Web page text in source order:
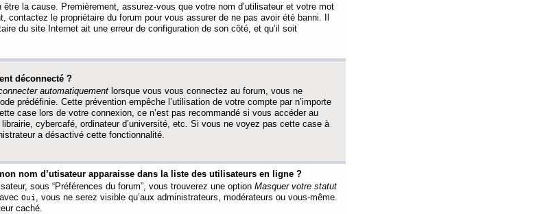
être la cause. Premièrement, assurez-vous que votre nom d’utilisateur et votre mot
le propriétaire du forum pour vous assurer de ne pas avoir été banni. Il
du site Internet ait une erreur de configuration de son côté, et qu’il soit
déconnecté ?
automatiquement lorsque vous vous connectez au forum, vous ne
prédéfinie. Cette prévention empêche l’utilisation de votre compte par n’importe
case lors de votre connexion, ce n’est pas recommandé si vous accéder au
cybercafé, ordinateur d’université, etc. Si vous ne voyez pas cette case à
a désactivé cette fonctionnalité.
nom d’utisateur apparaisse dans la liste des utilisateurs en ligne ?
sous “Préférences du forum”, vous trouverez une option Masquer votre statut
Oui , vous ne serez visible qu’aux administrateurs, modérateurs ou vous-même.
caché.